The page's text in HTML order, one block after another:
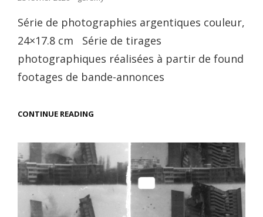
Série de photographies argentiques couleur,
24×17.8 cm Série de tirages
photographiques réalisées à partir de found
footages de bande-annonces
CONTINUE READING